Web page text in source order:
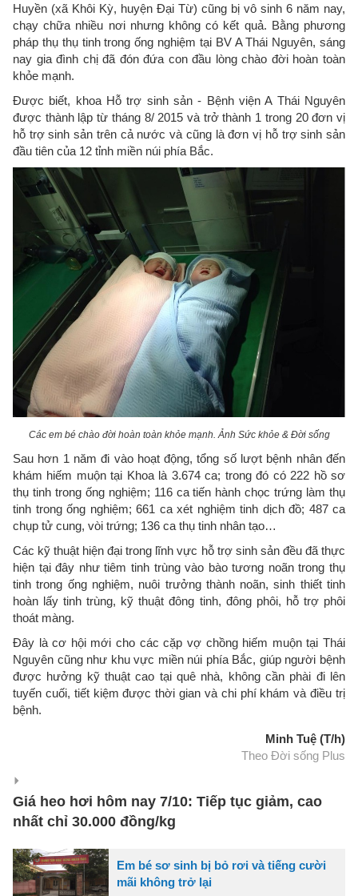
Huyền (xã Khôi Kỳ, huyện Đại Từ) cũng bị vô sinh 6 năm nay,
chạy chữa nhiều nơi nhưng không có kết quả. Bằng phương
pháp thụ thụ tinh trong ống nghiệm tại BV A Thái Nguyên, sáng
nay gia đình chị đã đón đứa con đầu lòng chào đời hoàn toàn
khỏe mạnh.
Được biết, khoa Hỗ trợ sinh sản - Bệnh viện A Thái Nguyên
được thành lập từ tháng 8/ 2015 và trở thành 1 trong 20 đơn vị
hỗ trợ sinh sản trên cả nước và cũng là đơn vị hỗ trợ sinh sản
đầu tiên của 12 tỉnh miền núi phía Bắc.
Các em bé chào đời hoàn toàn khỏe mạnh. Ảnh Sức khỏe & Đời sống
Sau hơn 1 năm đi vào hoạt động, tổng số lượt bệnh nhân đến
khám hiếm muộn tại Khoa là 3.674 ca; trong đó có 222 hồ sơ
thụ tinh trong ống nghiệm; 116 ca tiến hành chọc trứng làm thụ
tinh trong ống nghiệm; 661 ca xét nghiệm tinh dịch đồ; 487 ca
chụp tử cung, vòi trứng; 136 ca thụ tinh nhân tạo…
Các kỹ thuật hiện đại trong lĩnh vực hỗ trợ sinh sản đều đã thực
hiện tại đây như tiêm tinh trùng vào bào tương noãn trong thụ
tinh trong ống nghiệm, nuôi trưởng thành noãn, sinh thiết tinh
hoàn lấy tinh trùng, kỹ thuật đông tinh, đông phôi, hỗ trợ phôi
thoát màng.
Đây là cơ hội mới cho các cặp vợ chồng hiếm muộn tại Thái
Nguyên cũng như khu vực miền núi phía Bắc, giúp người bệnh
được hưởng kỹ thuật cao tại quê nhà, không cần phài đi lên
tuyến cuối, tiết kiệm được thời gian và chi phí khám và điều trị
bệnh.
Minh Tuệ (T/h)
Theo Đời sống Plus
Giá heo hơi hôm nay 7/10: Tiếp tục giảm, cao
nhất chỉ 30.000 đồng/kg
Em bé sơ sinh bị bỏ rơi và tiếng cười
mãi không trở lại